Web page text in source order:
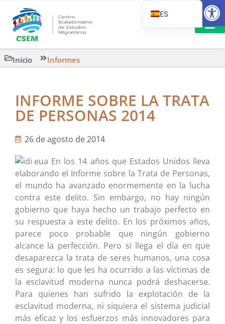
Inicio Informes
INFORME SOBRE LA TRATA
DE PERSONAS 2014
26 de agosto de 2014
En los 14 años que Estados Unidos lleva
elaborando el Informe sobre la Trata de Personas,
el mundo ha avanzado enormemente en la lucha
contra este delito. Sin embargo, no hay ningún
gobierno que haya hecho un trabajo perfecto en
su respuesta a este delito. En los próximos años,
parece poco probable que ningún gobierno
alcance la perfección. Pero si llega el día en que
desaparezca la trata de seres humanos, una cosa
es segura: lo que les ha ocurrido a las víctimas de
la esclavitud moderna nunca podrá deshacerse.
Para quienes han sufrido la explotación de la
esclavitud moderna, ni siquiera el sistema judicial
más eficaz y los esfuerzos más innovadores para
ES
EN